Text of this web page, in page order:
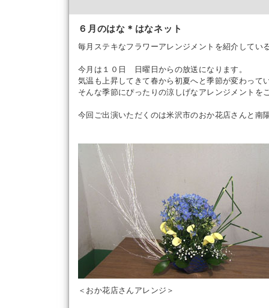
６月のはな＊はなネット
毎月ステキなフラワーアレンジメントを紹介してい
今月は１０日 日曜日からの放送になります。
気温も上昇してきて春から初夏へと季節が変わって
そんな季節にぴったりの涼しげなアレンジメントを
今回ご出演いただくのは米沢市のおか花店さんと南
＜おか花店さんアレンジ＞